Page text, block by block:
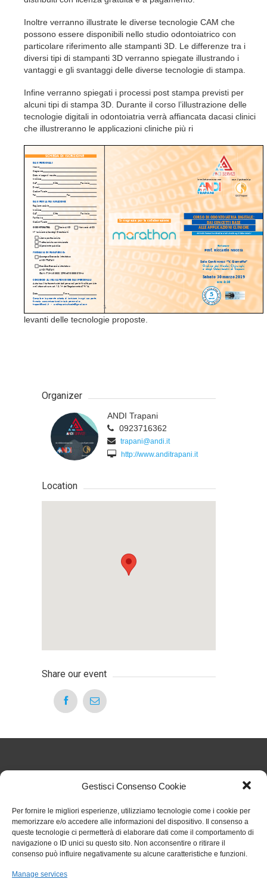
Gestisci Consenso Cookie
Per fornire le migliori esperienze, utilizziamo tecnologie come i cookie per
memorizzare e/o accedere alle informazioni del dispositivo. Il consenso a
queste tecnologie ci permetterà di elaborare dati come il comportamento di
navigazione o ID unici su questo sito. Non acconsentire o ritirare il
consenso può influire negativamente su alcune caratteristiche e funzioni.
Manage services
Inoltre verranno illustrate le diverse tecnologie CAM che
possono essere disponibili nello studio odontoiatrico con
particolare riferimento alle stampanti 3D. Le differenze tra i
diversi tipi di stampanti 3D verranno spiegate illustrando i
vantaggi e gli svantaggi delle diverse tecnologie di stampa.
Infine verranno spiegati i processi post stampa previsti per
alcuni tipi di stampa 3D. Durante il corso l’illustrazione delle
tecnologie digitali in odontoiatria verrà affiancata dacasi clinici
che illustreranno le applicazioni cliniche più ri
levanti delle tecnologie proposte.
Organizer
ANDI Trapani
0923716362
trapani@andi.it
http://www.anditrapani.it
Location
Share our event
Articoli Recenti
Nuove regole sul TFR dal 1° luglio 2026: cosa cambia
per gli studi odontoiatrici 27 Luglio 2026
Chiarimenti sull’obbligo formativo ECM relativo al
triennio 2023 2025 27 Luglio 2026
Rinvio termini per obbligo stipula polizza per eventi